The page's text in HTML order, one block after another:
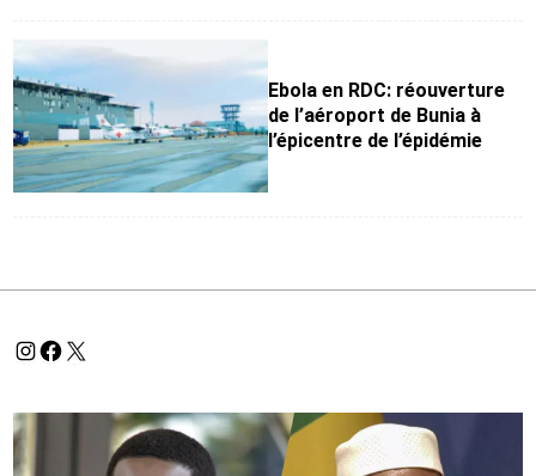
Ebola en RDC: réouverture
de l’aéroport de Bunia à
l’épicentre de l’épidémie